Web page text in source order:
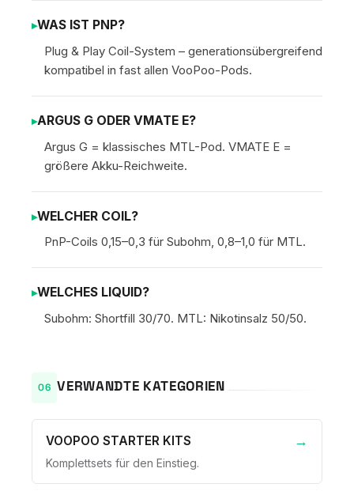
WAS IST PNP?
Plug & Play Coil-System – generationsübergreifend
kompatibel in fast allen VooPoo-Pods.
ARGUS G ODER VMATE E?
Argus G = klassisches MTL-Pod. VMATE E =
größere Akku-Reichweite.
WELCHER COIL?
PnP-Coils 0,15–0,3 für Subohm, 0,8–1,0 für MTL.
WELCHES LIQUID?
Subohm: Shortfill 30/70. MTL: Nikotinsalz 50/50.
VERWANDTE KATEGORIEN
VOOPOO STARTER KITS
Komplettsets für den Einstieg.